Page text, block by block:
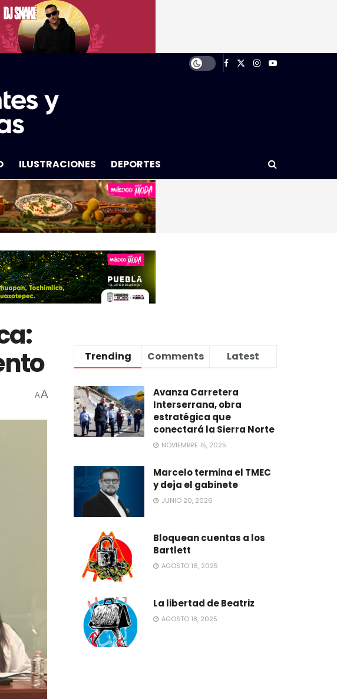
ILUSTRACIONES DEPORTES
AA
Trending Comments Latest
Avanza Carretera
Interserrana, obra
estratégica que
conectará la Sierra Norte
NOVIEMBRE 15, 2025
Marcelo termina el TMEC
y deja el gabinete
JUNIO 20, 2026
Bloquean cuentas a los
Bartlett
AGOSTO 16, 2025
La libertad de Beatriz
AGOSTO 18, 2025